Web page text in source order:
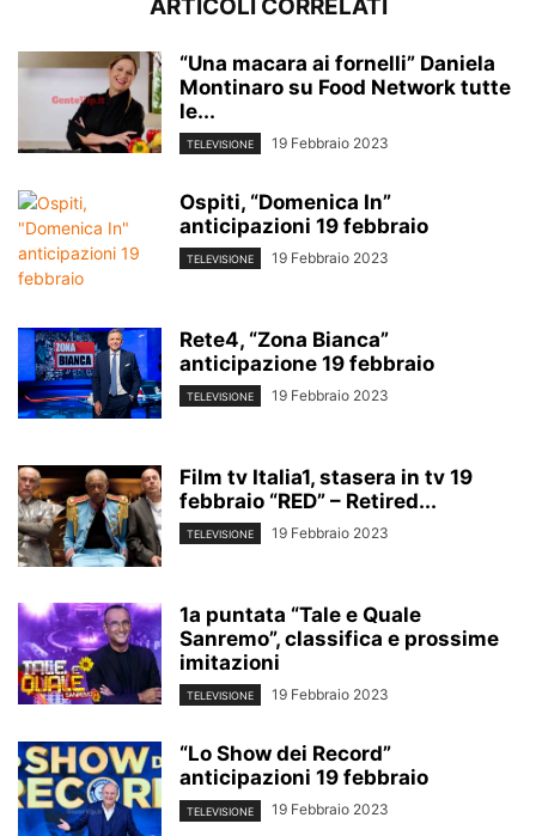
ARTICOLI CORRELATI
“Una macara ai fornelli” Daniela
Montinaro su Food Network tutte
le...
TELEVISIONE 19 Febbraio 2023
Ospiti, “Domenica In”
anticipazioni 19 febbraio
TELEVISIONE 19 Febbraio 2023
Rete4, “Zona Bianca”
anticipazione 19 febbraio
TELEVISIONE 19 Febbraio 2023
Film tv Italia1, stasera in tv 19
febbraio “RED” – Retired...
TELEVISIONE 19 Febbraio 2023
1a puntata “Tale e Quale
Sanremo”, classifica e prossime
imitazioni
TELEVISIONE 19 Febbraio 2023
“Lo Show dei Record”
anticipazioni 19 febbraio
TELEVISIONE 19 Febbraio 2023